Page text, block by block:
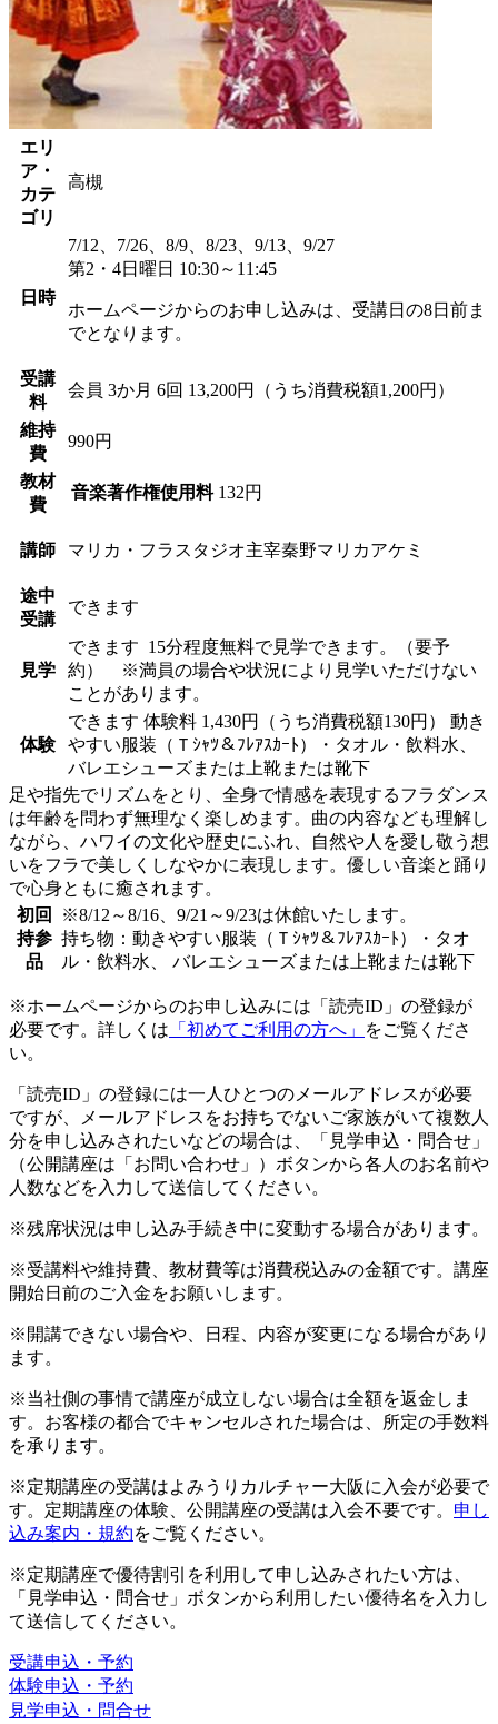
エリ
ア・
カテ
ゴリ
高槻
日時
7/12、7/26、8/9、8/23、9/13、9/27
第2・4日曜日 10:30～11:45
ホームページからのお申し込みは、受講日の8日前ま
でとなります。
受講
料
会員 3か月 6回 13,200円（うち消費税額1,200円）
維持
費
990円
教材
費
音楽著作権使用料 132円
講師 マリカ・フラスタジオ主宰秦野マリカアケミ
途中
受講
できます
見学
できます 15分程度無料で見学できます。（要予
約） ※満員の場合や状況により見学いただけない
ことがあります。
体験
できます 体験料 1,430円（うち消費税額130円） 動き
やすい服装（Ｔｼｬﾂ＆ﾌﾚｱｽｶｰﾄ）・タオル・飲料水、
バレエシューズまたは上靴または靴下
足や指先でリズムをとり、全身で情感を表現するフラダンス
は年齢を問わず無理なく楽しめます。曲の内容なども理解し
ながら、ハワイの文化や歴史にふれ、自然や人を愛し敬う想
いをフラで美しくしなやかに表現します。優しい音楽と踊り
で心身ともに癒されます。
初回
持参
品
※8/12～8/16、9/21～9/23は休館いたします。
持ち物：動きやすい服装（Ｔｼｬﾂ＆ﾌﾚｱｽｶｰﾄ）・タオ
ル・飲料水、 バレエシューズまたは上靴または靴下
※ホームページからのお申し込みには「読売ID」の登録が
必要です。詳しくは 「初めてご利用の方へ」
をご覧くださ
い。
「読売ID」の登録には一人ひとつのメールアドレスが必要
ですが、メールアドレスをお持ちでないご家族がいて複数人
分を申し込みされたいなどの場合は、「見学申込・問合せ」
（公開講座は「お問い合わせ」）ボタンから各人のお名前や
人数などを入力して送信してください。
※残席状況は申し込み手続き中に変動する場合があります。
※受講料や維持費、教材費等は消費税込みの金額です。講座
開始日前のご入金をお願いします。
※開講できない場合や、日程、内容が変更になる場合があり
ます。
※当社側の事情で講座が成立しない場合は全額を返金しま
す。お客様の都合でキャンセルされた場合は、所定の手数料
を承ります。
※定期講座の受講はよみうりカルチャー大阪に入会が必要で
す。定期講座の体験、公開講座の受講は入会不要です。 申し
込み案内・規約をご覧ください。
※定期講座で優待割引を利用して申し込みされたい方は、
「見学申込・問合せ」ボタンから利用したい優待名を入力し
て送信してください。
受講申込・予約
体験申込・予約
見学申込・問合せ